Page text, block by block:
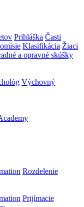
Prihláška Časti
Klasifikácia Žiaci
a opravné skúšky
Výchovný
Rozdelenie
Prijímacie